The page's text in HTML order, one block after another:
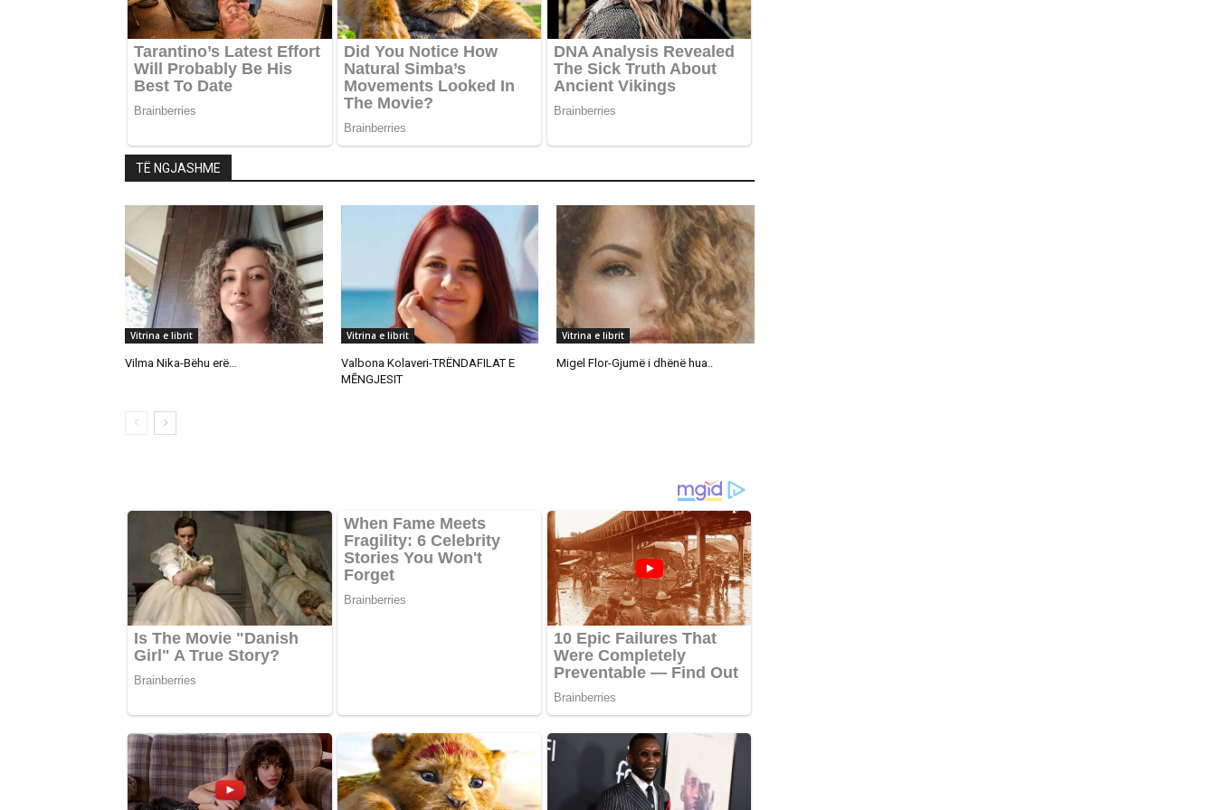
TË NGJASHME
Vitrina e librit
Vilma Nika-Bëhu erë…
Vitrina e librit
Valbona Kolaveri-TRËNDAFILAT E
MĒNGJESIT
Vitrina e librit
Migel Flor-Gjumë i dhënë hua..